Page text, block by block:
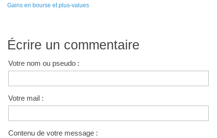
Gains en bourse et plus-values
Écrire un commentaire
Votre nom ou pseudo :
Votre mail :
Contenu de votre message :